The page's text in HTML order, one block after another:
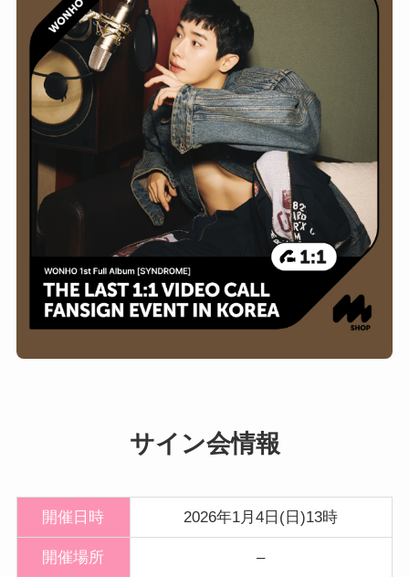
サイン会情報
開催日時 2026年1月4日(日)13時
開催場所 –